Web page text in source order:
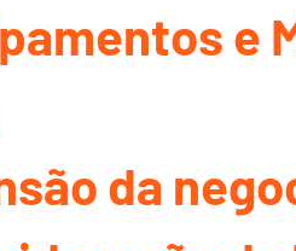
e
da